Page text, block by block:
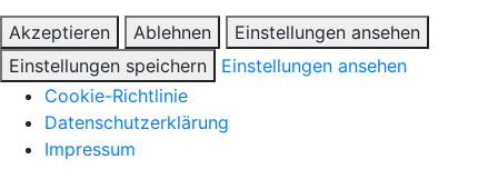
Akzeptieren Ablehnen
Einstellungen ansehen
Einstellungen speichern
Einstellungen ansehen
Cookie-Richtlinie
Datenschutzerklärung
Impressum